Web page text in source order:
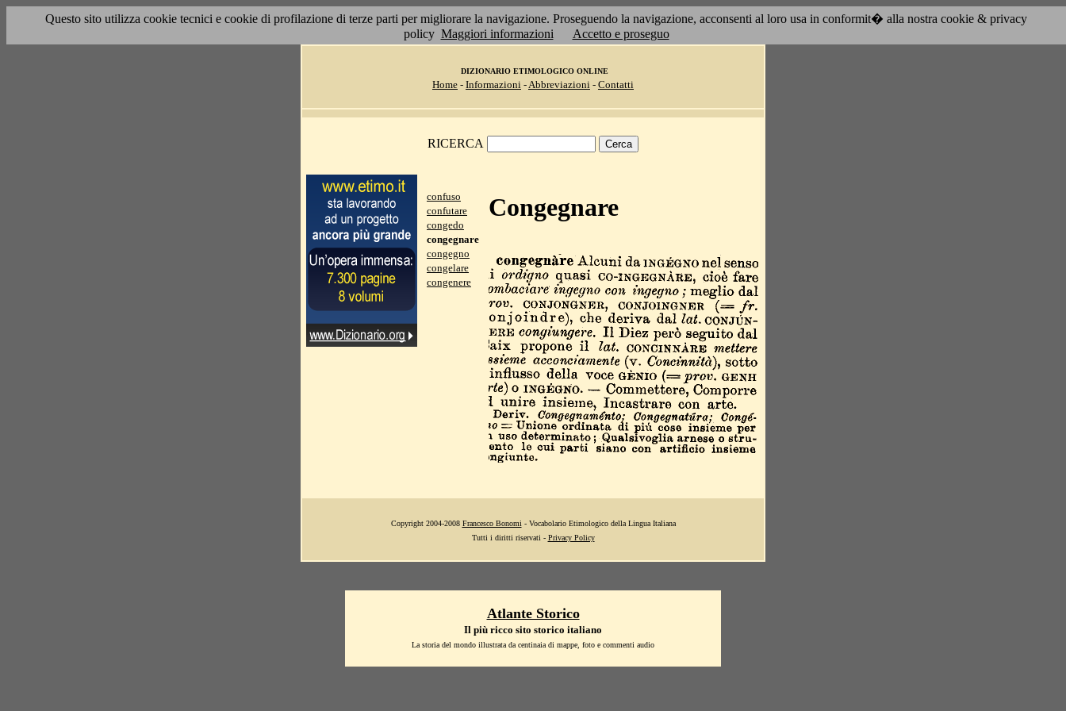
Questo sito utilizza cookie tecnici e cookie di profilazione di terze parti per migliorare la navigazione. Proseguendo la navigazione, acconsenti al loro usa in conformit� alla nostra cookie & privacy
policy Maggiori informazioni Accetto e proseguo
DIZIONARIO ETIMOLOGICO ONLINE
Home - Informazioni -Abbreviazioni - Contatti
RICERCA
confuso
confutare
congedo
congegnare
congegno
congelare
congenere
Congegnare
Copyright 2004-2008 Francesco Bonomi - Vocabolario Etimologico della Lingua Italiana
Tutti i diritti riservati - Privacy Policy
Atlante Storico
Il più ricco sito storico italiano
La storia del mondo illustrata da centinaia di mappe, foto e commenti audio